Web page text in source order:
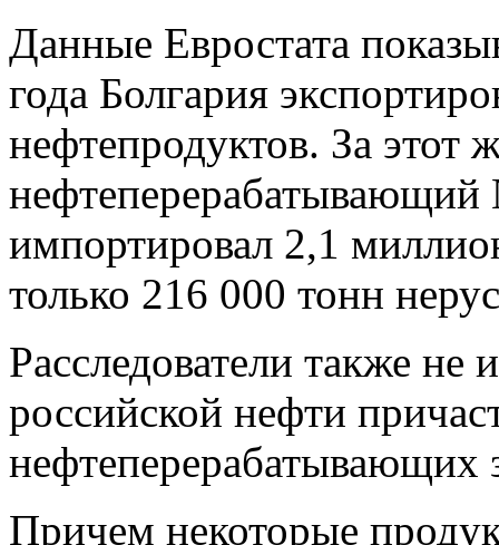
Данные Евростата
года Болгария
нефтепродуктов. За этот
нефтеперерабатывающий
импортировал 2,1
только 216 000 тонн
Расследователи также не
российской нефти
нефтеперерабатывающих
Причем некоторые